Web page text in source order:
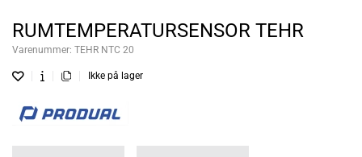
RUMTEMPERATURSENSOR TEHR
Varenummer: TEHR NTC 20
Ikke på lager